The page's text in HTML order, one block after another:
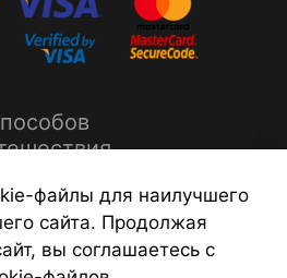
файлы для наилучшего
сайта. Продолжая
вы соглашаетесь с